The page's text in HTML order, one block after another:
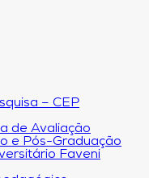
– CEP
de Avaliação
e Pós-Graduação
Faveni